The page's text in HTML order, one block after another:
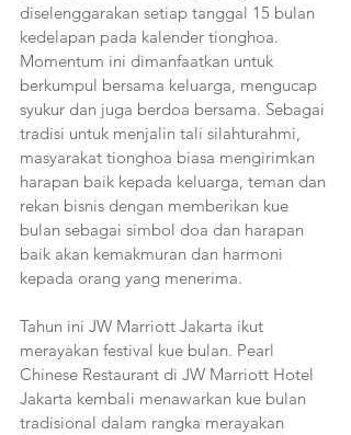
diselenggarakan setiap tanggal 15 bulan
kedelapan pada kalender tionghoa.
Momentum ini dimanfaatkan untuk
berkumpul bersama keluarga, mengucap
syukur dan juga berdoa bersama. Sebagai
tradisi untuk menjalin tali silahturahmi,
masyarakat tionghoa biasa mengirimkan
harapan baik kepada keluarga, teman dan
rekan bisnis dengan memberikan kue
bulan sebagai simbol doa dan harapan
baik akan kemakmuran dan harmoni
kepada orang yang menerima.
Tahun ini JW Marriott Jakarta ikut
merayakan festival kue bulan. Pearl
Chinese Restaurant di JW Marriott Hotel
Jakarta kembali menawarkan kue bulan
tradisional dalam rangka merayakan